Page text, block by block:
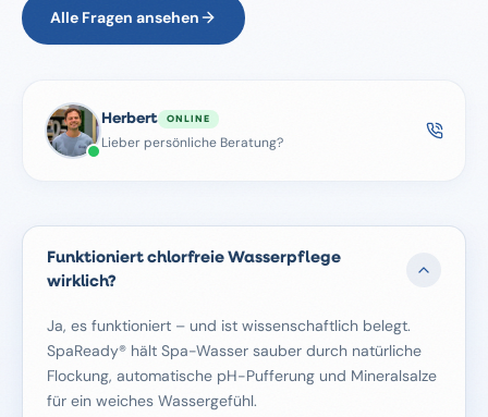
Alle Fragen ansehen
Herbert ONLINE
Lieber persönliche Beratung?
Funktioniert chlorfreie Wasserpflege
wirklich?
Ja, es funktioniert – und ist wissenschaftlich belegt.
SpaReady® hält Spa-Wasser sauber durch natürliche
Flockung, automatische pH-Pufferung und Mineralsalze
für ein weiches Wassergefühl.